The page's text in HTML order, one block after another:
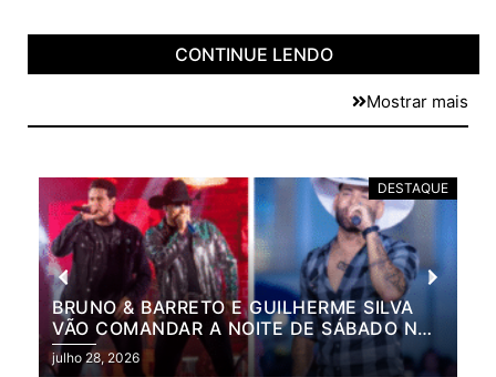
CONTINUE LENDO
Mostrar mais
DESTAQUE
BRUNO & BARRETO E GUILHERME SILVA
VÃO COMANDAR A NOITE DE SÁBADO NA
2ª EXPO MARILÂNDIA
julho 28, 2026